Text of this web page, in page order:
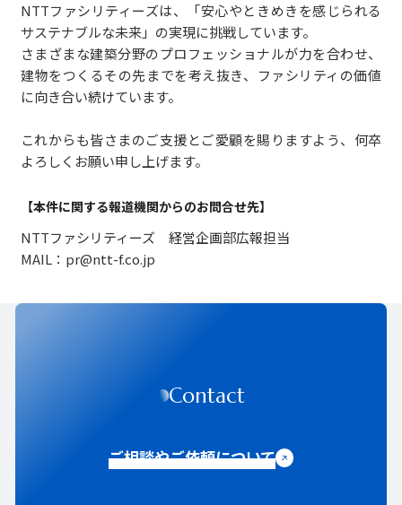
NTTファシリティーズは、「安心やときめきを感じられる
サステナブルな未来」の実現に挑戦しています。
さまざまな建築分野のプロフェッショナルが力を合わせ、
建物をつくるその先までを考え抜き、ファシリティの価値
に向き合い続けています。
これからも皆さまのご支援とご愛顧を賜りますよう、何卒
よろしくお願い申し上げます。
【本件に関する報道機関からのお問合せ先】
NTTファシリティーズ 経営企画部広報担当
MAIL：pr@ntt-f.co.jp
Contact
ご相談やご依頼について